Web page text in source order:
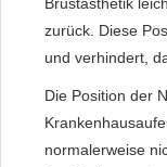
Brustästhetik
zurück. Diese
und verhindert,
Die Position der
normalerweise